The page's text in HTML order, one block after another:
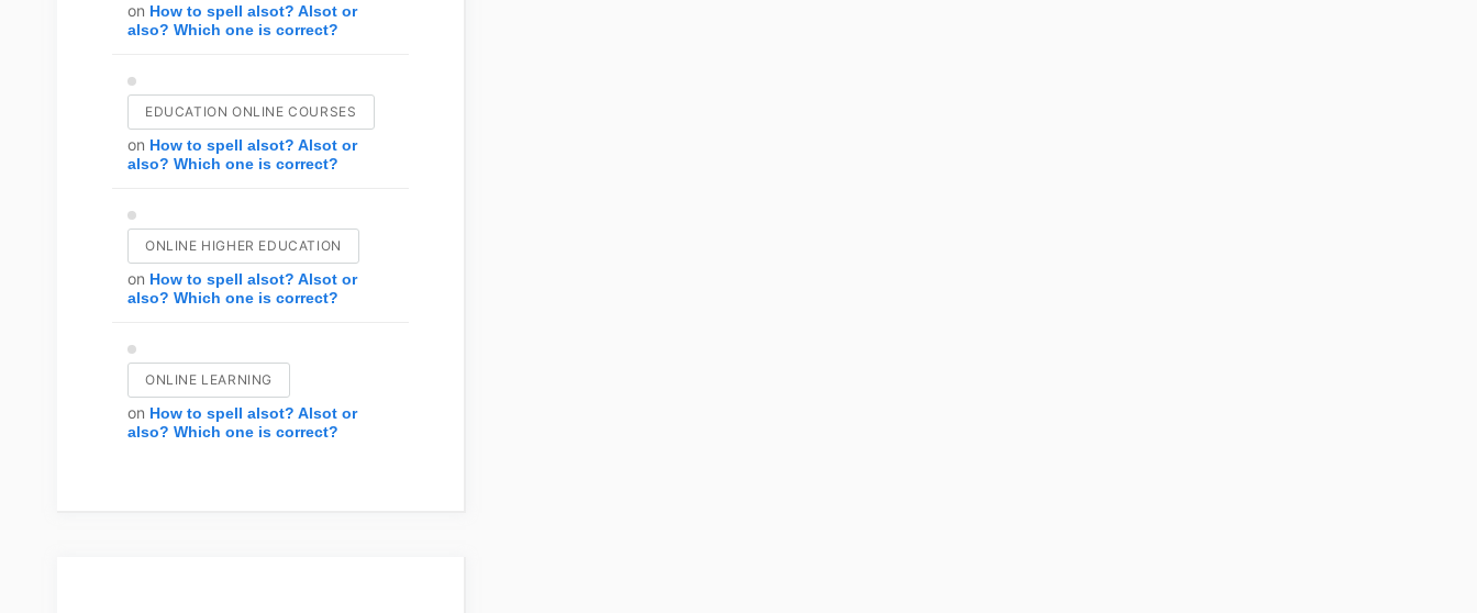
on How to spell alsot? Alsot or
also? Which one is correct?
EDUCATION ONLINE COURSES
on How to spell alsot? Alsot or
also? Which one is correct?
ONLINE HIGHER EDUCATION
on How to spell alsot? Alsot or
also? Which one is correct?
ONLINE LEARNING
on How to spell alsot? Alsot or
also? Which one is correct?